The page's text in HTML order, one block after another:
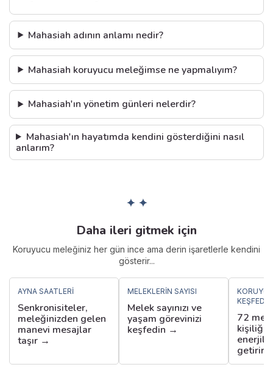
Mahasiah adının anlamı nedir?
Mahasiah koruyucu meleğimse ne yapmalıyım?
Mahasiah'ın yönetim günleri nelerdir?
Mahasiah'ın hayatımda kendini gösterdiğini nasıl
anlarım?
✦ ✦
Daha ileri gitmek için
Koruyucu meleğiniz her gün ince ama derin işaretlerle kendini
gösterir...
AYNA SAATLERI
Senkronisiteler,
meleğinizden gelen
manevi mesajlar
taşır →
MELEKLERIN SAYISI
Melek sayınızı ve
yaşam görevinizi
keşfedin →
KEŞFEDIN
72
getirir